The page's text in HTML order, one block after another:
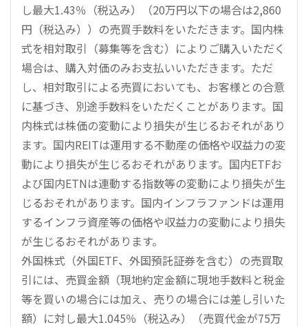
し最大1.43％（税込み）（20万円以下の場合は2,860
円（税込み））の売買手数料をいただきます。国内株
式を相対取引（募集等を含む）によりご購入いただく
場合は、購入対価のみお支払いいただきます。ただ
し、相対取引による売買においても、お客様との合意
に基づき、別途手数料をいただくことがあります。国
内株式は株価の変動により損失が生じるおそれがあり
ます。国内REITは運用する不動産の価格や収益力の変
動により損失が生じるおそれがあります。国内ETFお
よび国内ETNは連動する指数等の変動により損失が生
じるおそれがあります。国内インフラファンドは運用
するインフラ資産等の価格や収益力の変動により損失
が生じるおそれがあります。
外国株式（外国ETF、外国預託証券を含む）の売買取
引には、売買金額（現地約定金額に現地手数料と税金
等を買いの場合には加え、売りの場合には差し引いた
額）に対し最大1.045％（税込み）（売買代金が75万